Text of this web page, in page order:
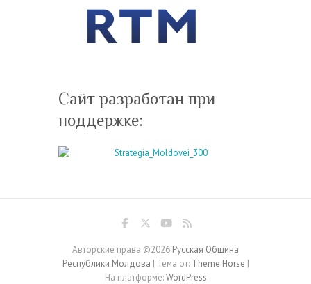
Сайт разработан при
поддержке:
Авторские права ©2026 Русская Община
Республики Молдова | Тема от: Theme Horse |
На платформе:WordPress